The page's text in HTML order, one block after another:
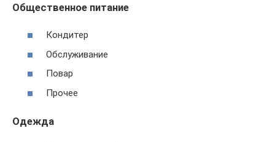
Общественное питание
Кондитер
Обслуживание
Повар
Прочее
Одежда